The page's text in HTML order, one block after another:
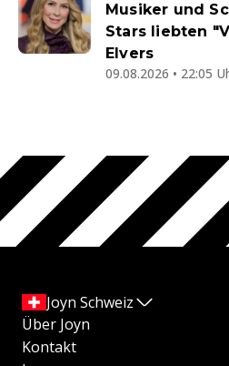
Musiker und
Stars liebten
Elvers
09.08.2026 • 22:05
Joyn Schweiz
Über Joyn
Kontakt